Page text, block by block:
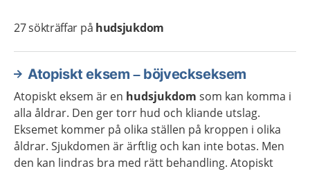
27sökträffar på hudsjukdom
Atopiskt eksem – böjveckseksem
Atopiskt eksem är en hudsjukdom som kan komma i
alla åldrar. Den ger torr hud och kliande utslag.
Eksemet kommer på olika ställen på kroppen i olika
åldrar. Sjukdomen är ärftlig och kan inte botas. Men
den kan lindras bra med rätt behandling. Atopiskt